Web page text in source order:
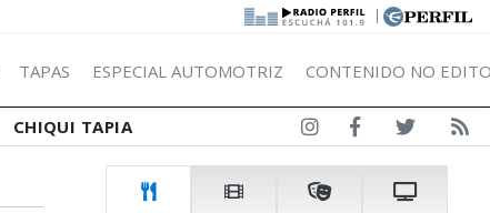
|
TAPAS ESPECIAL AUTOMOTRIZ CONTENIDO NO
CHIQUI TAPIA